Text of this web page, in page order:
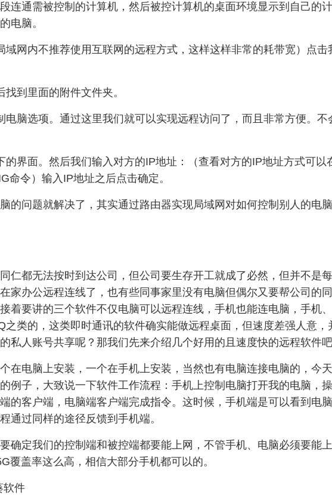
通需被控制的计算机，然后被控计算机的桌面环境显示到自己的
电脑。
内不推荐使用互联网的远程方式，这样这样非常的耗带宽）点击
到里面的附件文件夹。
选项。通过这里我们就可以实现远程访问了，而且非常方便。不
面。然后我们输入对方的IP地址：（查看对方的IP地址方式可以
命令）输入IP地址之后点击确定。
问题就解决了，其实通过路由器实现局域网对如何控制别人的电
都无法按时到达公司，但公司要生存开工就成了必然，但并不是
家办公远程连线了，也有些同事家里没有电脑但偶尔又要帮公司的同
着要讲的三个软件不仅电脑可以远程连线，手机也能连电脑，手机
类的，这类即时通讯的软件确实能做远程桌面，但速度差强人意，
私人账号共享呢？那我们先来介绍几个好用的且速度快的远程软件吧
电脑上安装，一个在手机上安装，当然也有电脑连接电脑的，今
例子，大致说一下软件工作流程：手机上控制电脑打开我的电脑，
的客户端，电脑端客户端完成指令。这时候，手机端是可以看到电
通过同样的途径反馈到手机端。
定我们的控制端和被控端都要能上网，不管手机、电脑必须要能
覆盖率这么高，相信大部分手机都可以的。
件